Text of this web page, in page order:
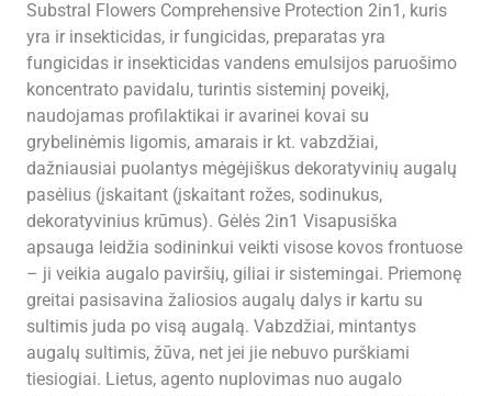
Substral Flowers Comprehensive Protection 2in1, kuris
yra ir insekticidas, ir fungicidas, preparatas yra
fungicidas ir insekticidas vandens emulsijos paruošimo
koncentrato pavidalu, turintis sisteminį poveikį,
naudojamas profilaktikai ir avarinei kovai su
grybelinėmis ligomis, amarais ir kt. vabzdžiai,
dažniausiai puolantys mėgėjiškus dekoratyvinių augalų
pasėlius (įskaitant (įskaitant rožes, sodinukus,
dekoratyvinius krūmus). Gėlės 2in1 Visapusiška
apsauga leidžia sodininkui veikti visose kovos frontuose
– ji veikia augalo paviršių, giliai ir sistemingai. Priemonę
greitai pasisavina žaliosios augalų dalys ir kartu su
sultimis juda po visą augalą. Vabzdžiai, mintantys
augalų sultimis, žūva, net jei jie nebuvo purškiami
tiesiogiai. Lietus, agento nuplovimas nuo augalo